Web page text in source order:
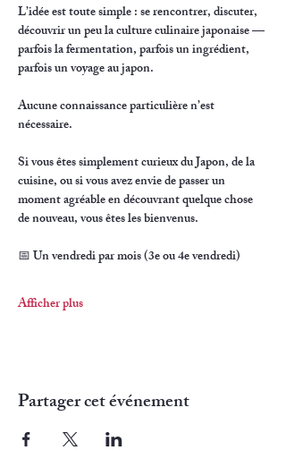
L’idée est toute simple : se rencontrer, discuter,
découvrir un peu la culture culinaire japonaise —
parfois la fermentation, parfois un ingrédient,
parfois un voyage au japon.
Aucune connaissance particulière n’est
nécessaire.
Si vous êtes simplement curieux du Japon, de la
cuisine, ou si vous avez envie de passer un
moment agréable en découvrant quelque chose
de nouveau, vous êtes les bienvenus.
📅 Un vendredi par mois (3e ou 4e vendredi)
Afficher plus
Partager cet événement